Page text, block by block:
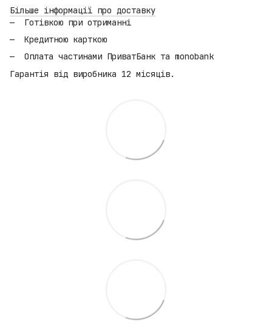
Більше інформації про доставку
Готівкою при отриманні
Кредитною карткою
Оплата частинами ПриватБанк та monobank
Гарантія від виробника 12 місяців.